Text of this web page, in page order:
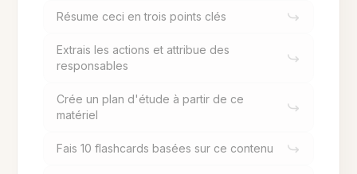
Résume ceci en trois points clés
Extrais les actions et attribue des
responsables
Crée un plan d'étude à partir de ce
matériel
Fais 10 flashcards basées sur ce contenu